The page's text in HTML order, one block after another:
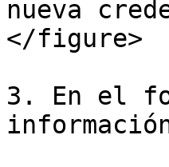
nueva
</figure>
3. En el